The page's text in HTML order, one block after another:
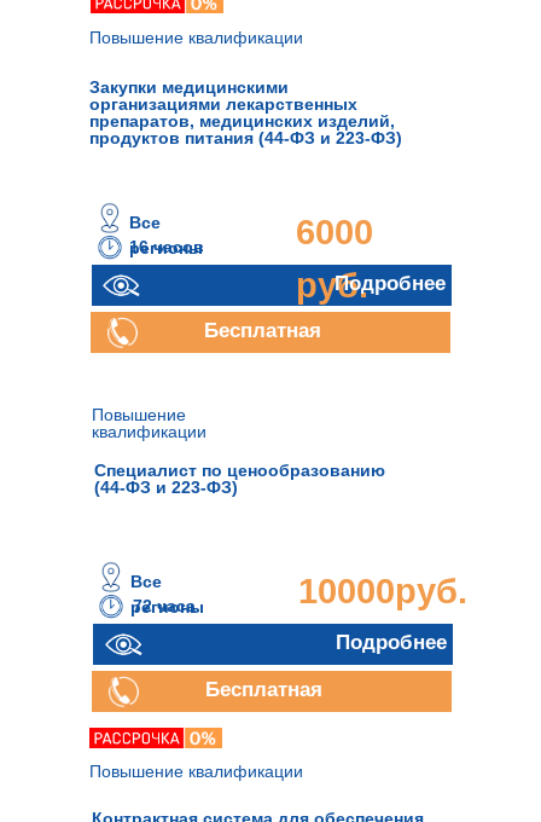
Закупки медицинскими
организациями лекарственных
препаратов, медицинских изделий,
продуктов питания (44-ФЗ и 223-ФЗ)
16 часов
6000
руб.
Все
регионы
Повышение квалификации
Подробнее
Бесплатная
Повышение квалификации
Специалист по ценообразованию
(44-ФЗ и 223-ФЗ)
72 часа 10000руб.
Все
регионы
Подробнее
Бесплатная
Повышение
квалификации